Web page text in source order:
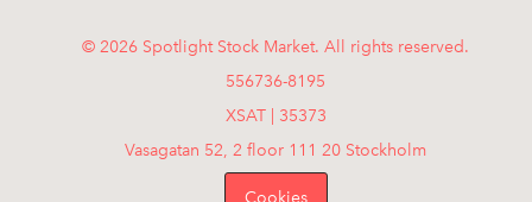
© 2026 Spotlight Stock Market. All rights reserved.
556736-8195
XSAT | 35373
Vasagatan 52, 2 floor 111 20 Stockholm
Cookies